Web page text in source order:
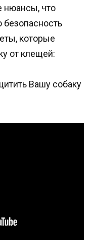
нюансы, что
безопасность
которые
от клещей:
Вашу собаку